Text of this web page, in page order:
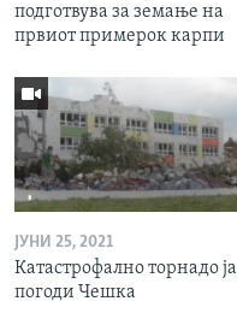
подготвува за земање на
првиот примерок карпи
ЈУНИ 25, 2021
Катастрофално торнадо ја
погоди Чешка